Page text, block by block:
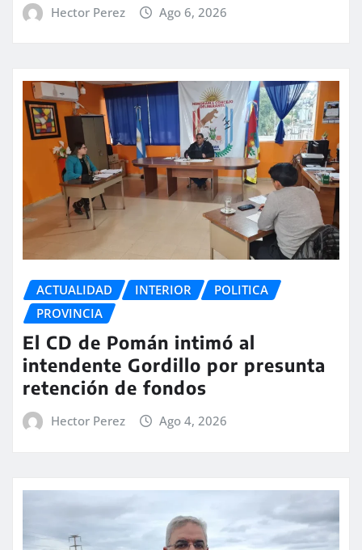
Hector Perez Ago 6, 2026
ACTUALIDAD INTERIOR
POLITICA
PROVINCIA
El CD de Pomán intimó al
intendente Gordillo por presunta
retención de fondos
Hector Perez Ago 4, 2026